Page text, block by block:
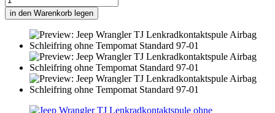
in den Warenkorb legen